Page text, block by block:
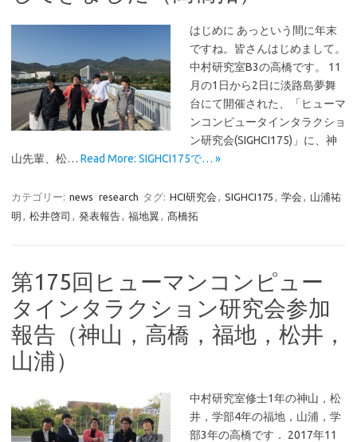
はじめに あっという間に年末
ですね。皆さんはじめまして。
中村研究室B3の高橋です。 11
月の1日から2日に淡路島夢舞
台にて開催された、「ヒューマ
ンコンピュータインタラクショ
ン研究会(SIGHCI175)」に、神
山先輩、松… Read More: SIGHCI175で… »
カテゴリー: news research タグ: HCI研究会 , SIGHCI175 , 学会 , 山浦祐
明 , 松井啓司 , 発表報告, 福地翼 , 髙橋拓
第175回ヒューマンコンピュー
タインタラクション研究会参加
報告（神山，高橋，福地，松井，
山浦）
中村研究室修士1年の神山，松
井，学部4年の福地，山浦，学
部3年の高橋です． 2017年11